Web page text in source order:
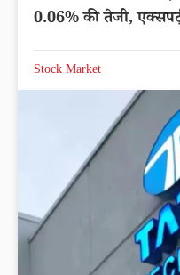
0.06% की तेजी,
Stock Market